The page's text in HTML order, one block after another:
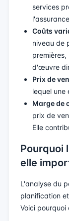
services
Coûts
niveau de
d'œuvre
Prix de
lequel une
Marge de
prix de
Elle
Pourquoi
elle
L'analyse du
planification
Voici pourquoi